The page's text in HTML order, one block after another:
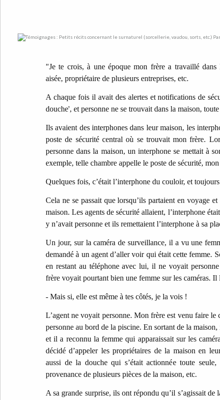
"Je te crois, à une époque mon frère a travaillé
aisée, propriétaire de plusieurs entreprises, etc.
A chaque fois il avait des alertes et notifications de
douche', et personne ne se trouvait dans la maison,
Ils avaient des interphones dans leur maison, les
poste de sécurité central où se trouvait mon frère.
personne dans la maison, un interphone se mettait à
exemple, telle chambre appelle le poste de sécurité,
Quelques fois, c’était l’interphone du couloir, et
Cela ne se passait que lorsqu’ils partaient en voyage
maison. Les agents de sécurité allaient, l’interphone
y n’avait personne et ils remettaient l’interphone à sa
Un jour, sur la caméra de surveillance, il a vu une
demandé à un agent d’aller voir qui était cette femme.
en restant au téléphone avec lui, il ne voyait
frère voyait pourtant bien une femme sur les caméras. Il
- Mais si, elle est même à tes côtés, je la vois !
L’agent ne voyait personne. Mon frère est venu faire le
personne au bord de la piscine. En sortant de la
et il a reconnu la femme qui apparaissait sur les
décidé d’appeler les propriétaires de la maison en
aussi de la douche qui s’était actionnée toute seule,
provenance de plusieurs pièces de la maison, etc.
A sa grande surprise, ils ont répondu qu’il s’agissait de